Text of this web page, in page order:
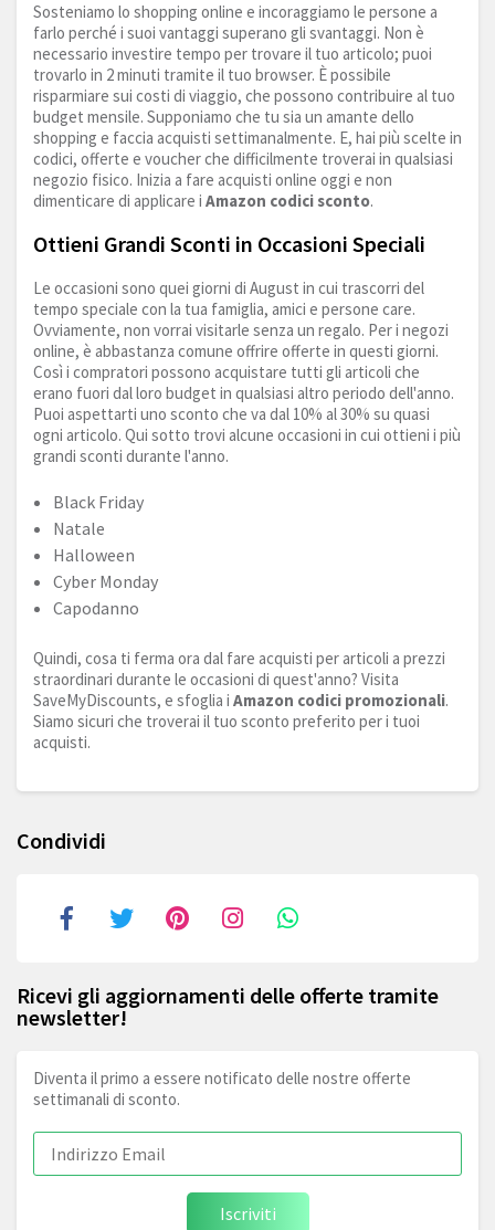
Sosteniamo lo shopping online e incoraggiamo le persone a
farlo perché i suoi vantaggi superano gli svantaggi. Non è
necessario investire tempo per trovare il tuo articolo; puoi
trovarlo in 2 minuti tramite il tuo browser. È possibile
risparmiare sui costi di viaggio, che possono contribuire al tuo
budget mensile. Supponiamo che tu sia un amante dello
shopping e faccia acquisti settimanalmente. E, hai più scelte in
codici, offerte e voucher che difficilmente troverai in qualsiasi
negozio fisico. Inizia a fare acquisti online oggi e non
dimenticare di applicare i Amazon codici sconto.
Ottieni Grandi Sconti in Occasioni Speciali
Le occasioni sono quei giorni di August in cui trascorri del
tempo speciale con la tua famiglia, amici e persone care.
Ovviamente, non vorrai visitarle senza un regalo. Per i negozi
online, è abbastanza comune offrire offerte in questi giorni.
Così i compratori possono acquistare tutti gli articoli che
erano fuori dal loro budget in qualsiasi altro periodo dell'anno.
Puoi aspettarti uno sconto che va dal 10% al 30% su quasi
ogni articolo. Qui sotto trovi alcune occasioni in cui ottieni i più
grandi sconti durante l'anno.
Black Friday
Natale
Halloween
Cyber Monday
Capodanno
Quindi, cosa ti ferma ora dal fare acquisti per articoli a prezzi
straordinari durante le occasioni di quest'anno? Visita
SaveMyDiscounts, e sfoglia i Amazon codici promozionali.
Siamo sicuri che troverai il tuo sconto preferito per i tuoi
acquisti.
Condividi
Ricevi gli aggiornamenti delle offerte tramite
newsletter!
Diventa il primo a essere notificato delle nostre offerte
settimanali di sconto.
Iscriviti